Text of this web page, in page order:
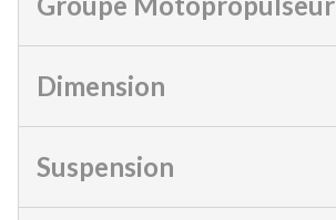
Dimension
Suspension